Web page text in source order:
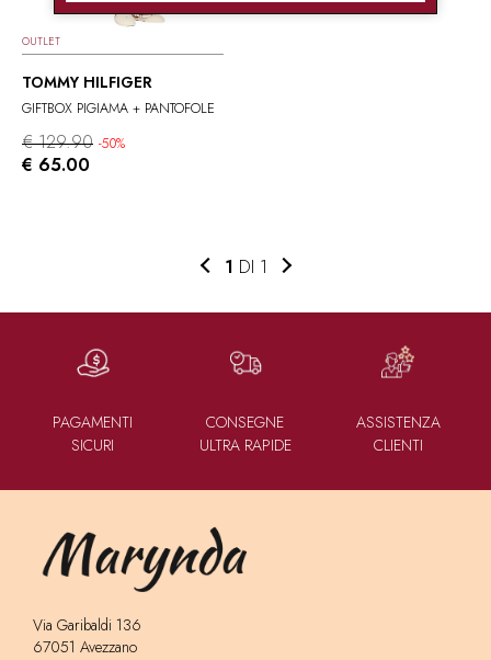
OUTLET
TOMMY HILFIGER
GIFTBOX PIGIAMA + PANTOFOLE
€ 129.90 -50%
€ 65.00
1 DI 1
PAGAMENTI
SICURI
CONSEGNE
ULTRA RAPIDE
ASSISTENZA
CLIENTI
Via Garibaldi 136
67051 Avezzano